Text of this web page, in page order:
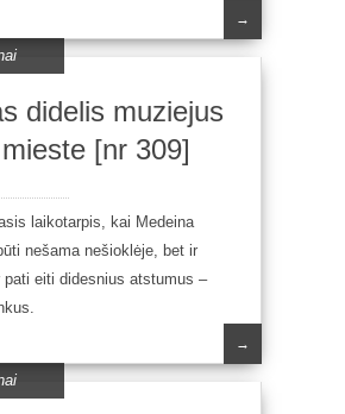
→
didelis muziejus
[nr 309]
laikotarpis, kai Medeina
nešama nešioklėje, bet ir
pati eiti didesnius atstumus –
→